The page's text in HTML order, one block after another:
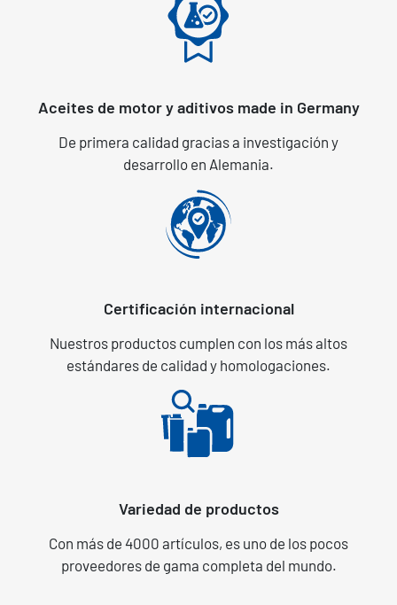
Aceites de motor y aditivos made in Germany
De primera calidad gracias a investigación y
desarrollo en Alemania.
Certificación internacional
Nuestros productos cumplen con los más altos
estándares de calidad y homologaciones.
Variedad de productos
Con más de 4000 artículos, es uno de los pocos
proveedores de gama completa del mundo.